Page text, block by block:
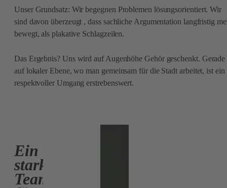
Unser Grundsatz: Wir begegnen Problemen lösungsorientiert. Wir
sind davon überzeugt , dass sachliche Argumentation langfristig
bewegt, als plakative Schlagzeilen.
Das Ergebnis? Uns wird auf Augenhöhe Gehör geschenkt. Gerade
auf lokaler Ebene, wo man gemeinsam für die Stadt arbeitet, ist ein
respektvoller Umgang erstrebenswert.
Ein
starkes
Team